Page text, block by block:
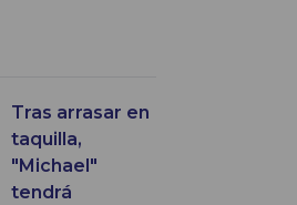
Tras arrasar en
taquilla,
"Michael"
tendrá